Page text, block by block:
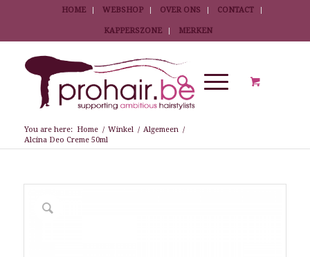
HOME WEBSHOP OVER ONS CONTACT
KAPPERSZONE MERKEN
You are here: Home / Winkel / Algemeen /
Alcina Deo Creme 50ml